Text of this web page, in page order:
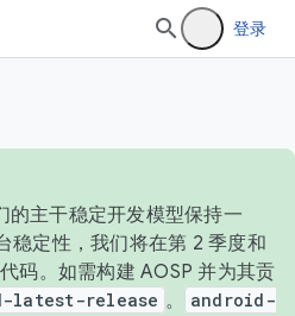
登录
的主干稳定开发模型保持一
稳定性，我们将在第 2 季度和
码。如需构建 AOSP 并为其贡
latest-release 。
android-